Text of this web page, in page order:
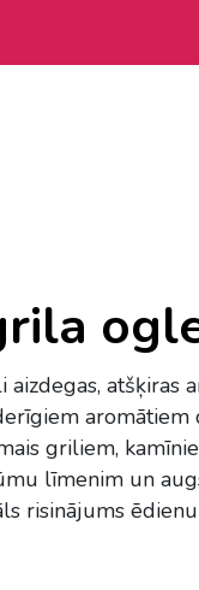
atšķiras
aromātiem
griliem,
līmenim un
risinājums